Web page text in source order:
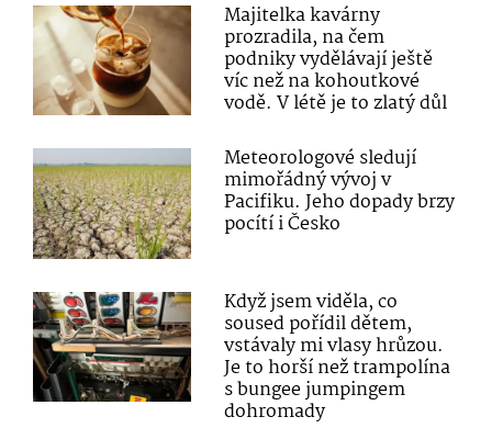
Majitelka kavárny
prozradila, na čem
podniky vydělávají ještě
víc než na kohoutkové
vodě. V létě je to zlatý důl
Meteorologové sledují
mimořádný vývoj v
Pacifiku. Jeho dopady brzy
pocítí i Česko
Když jsem viděla, co
soused pořídil dětem,
vstávaly mi vlasy hrůzou.
Je to horší než trampolína
s bungee jumpingem
dohromady